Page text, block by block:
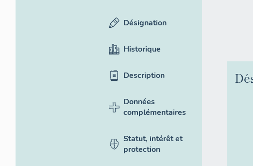
Désignation
Historique
Description
Données
complémentaires
Statut, intérêt et
protection